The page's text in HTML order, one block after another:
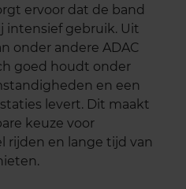
ervoor dat de band
intensief gebruik. Uit
onder andere ADAC
goed houdt onder
en een
levert. Dit maakt
keuze voor
rijden en lange tijd van